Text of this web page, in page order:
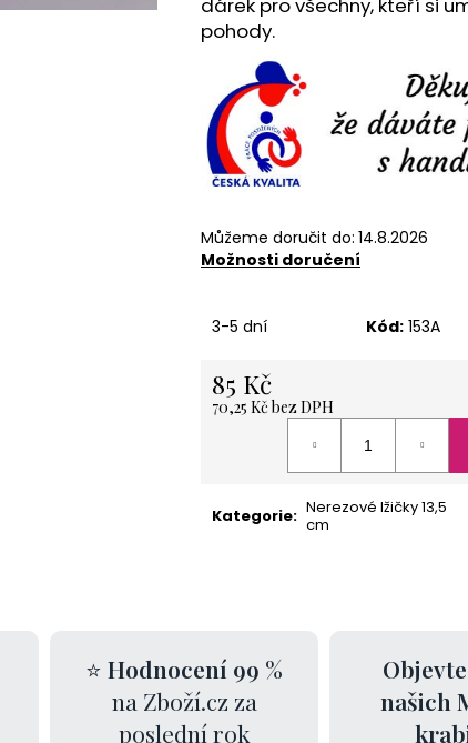
pohody.
Můžeme doručit do: 14.8.2026
Možnosti doručení
3-5 dní Kód: 153A
85 Kč
70,25 Kč bez DPH
Kategorie: Nerezové lžičky 13,5
cm
⭐ Hodnocení 99 %
na Zboží.cz za
poslední rok
našich
KARTONOVÁ STŘÍŽ 1 KG